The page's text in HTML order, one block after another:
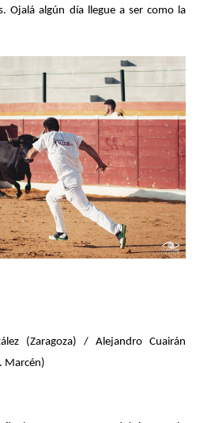
Ojaláalgún día llegue a ser como la
(Zaragoza) / Alejandro Cuairán
Marcén)